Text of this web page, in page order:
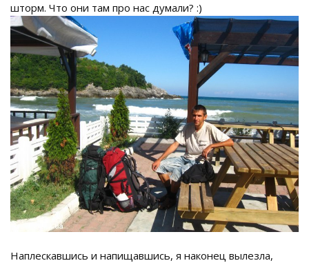
шторм. Что они там про нас думали? :)
Наплескавшись и напищавшись, я наконец вылезла,